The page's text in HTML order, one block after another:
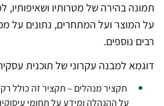
תמונה בהירה של מטרותיו
על המוצר ועל המתחרים, נתונים על
רבים נוספים.
דוגמא למבנה עקרוני של תוכנית
תקציר מנהלים – תקציר זה כולל
על ההנהלה ומידע על תחומי